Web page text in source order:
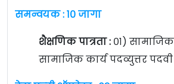
समन्वयक : १० जागा
शैक्षणिक पात्रता : ०१) सामाजिक
सामाजिक कार्य पदव्युत्तर पदवी